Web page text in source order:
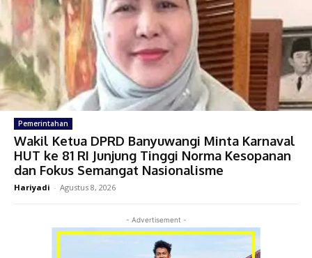
Pemerintahan
Wakil Ketua DPRD Banyuwangi Minta Karnaval
HUT ke 81 RI Junjung Tinggi Norma Kesopanan
dan Fokus Semangat Nasionalisme
Hariyadi - Agustus 8, 2026
- Advertisement -